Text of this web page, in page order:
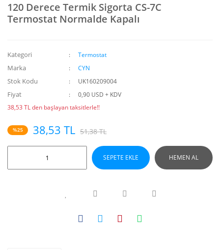
120 Derece Termik Sigorta CS-7C
Termostat Normalde Kapalı
Kategori Termostat
Marka CYN
Stok Kodu UK160209004
Fiyat
0,90 USD + KDV
38,53 TL den başlayan taksitlerle!!
%25 38,53 TL 51,38 TL
SEPETE EKLE HEMEN AL